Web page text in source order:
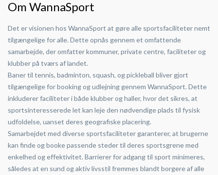
Om WannaSport
Det er visionen hos WannaSport at gøre alle sportsfaciliteter nemt
tilgængelige for alle. Dette opnås gennem et omfattende
samarbejde, der omfatter kommuner, private centre, faciliteter og
klubber på tværs af landet.
Baner til tennis, badminton, squash, og pickleball bliver gjort
tilgængelige for booking og udlejning gennem WannaSport. Dette
inkluderer faciliteter i både klubber og haller, hvor det sikres, at
sportsinteresserede let kan leje den nødvendige plads til fysisk
udfoldelse, uanset deres geografiske placering.
Samarbejdet med diverse sportsfaciliteter garanterer, at brugerne
kan finde og booke passende steder til deres sportsgrene med
enkelhed og effektivitet. Barrierer for adgang til sport minimeres,
således at en sund og aktiv livsstil fremmes blandt borgere af alle